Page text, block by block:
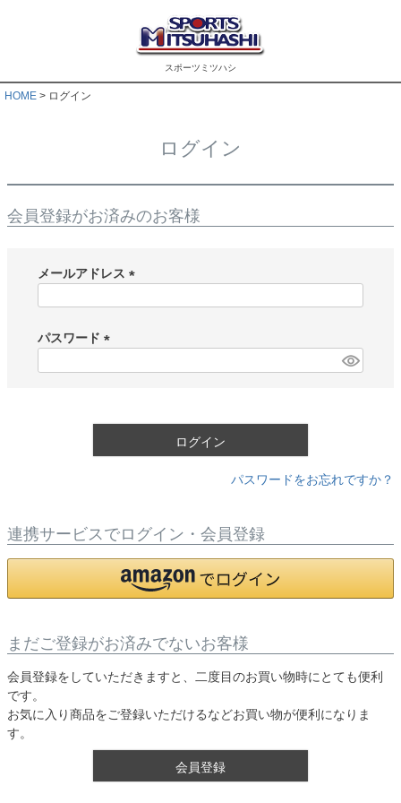
スポーツミツハシ
HOME ログイン
ログイン
会員登録がお済みのお客様
メールアドレス
)
パスワード
ログイン
パスワードをお忘れですか？
連携サービスでログイン・会員登録
まだご登録がお済みでないお客様
会員登録をしていただきますと、二度目のお買い物時にとても便利
です。
お気に入り商品をご登録いただけるなどお買い物が便利になりま
す。
会員登録